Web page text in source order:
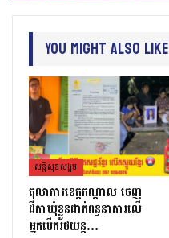
You Might Also Like
សន្តិសុខសង្គម
តុលាការខេត្តកណ្ដាល ចេញ
ដីកាឃុំខ្លួនដាក់ពន្ធនាគារលើ
អ្នកបើករថយន្ត…